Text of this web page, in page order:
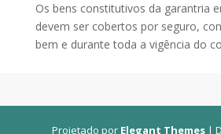
Os bens constitutivos da garantria
devem ser cobertos por seguro,
bem e durante toda a vigência do
Projetado por Elegant Themes|